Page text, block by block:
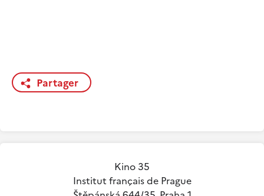
Partager
Kino 35
Institut français de Prague